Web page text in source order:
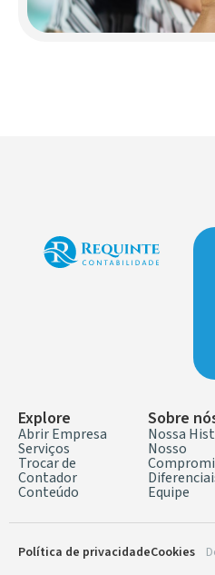
Explore
Abrir Empresa
Serviços
Trocar de
Contador
Conteúdo
Sobre
Nossa
Nosso
Equipe
Política de privacidadeCookies